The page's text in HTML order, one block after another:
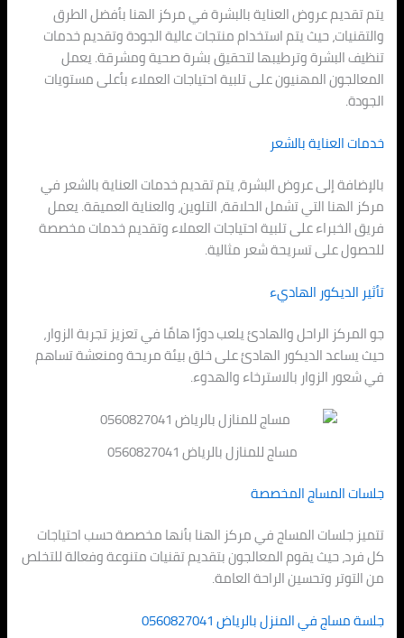
يتم تقديم عروض العناية بالبشرة في مركز الهنا بأفضل الطرق
والتقنيات، حيث يتم استخدام منتجات عالية الجودة وتقديم خدمات
تنظيف البشرة وترطيبها لتحقيق بشرة صحية ومشرقة. يعمل
المعالجون المهنيون على تلبية احتياجات العملاء بأعلى مستويات
الجودة.
خدمات العناية بالشعر
بالإضافة إلى عروض البشرة، يتم تقديم خدمات العناية بالشعر في
مركز الهنا التي تشمل الحلاقة، التلوين، والعناية العميقة. يعمل
فريق الخبراء على تلبية احتياجات العملاء وتقديم خدمات مخصصة
للحصول على تسريحة شعر مثالية.
تأثير الديكور الهاديء
جو المركز الراحل والهادئ يلعب دورًا هامًا في تعزيز تجربة الزوار،
حيث يساعد الديكور الهادئ على خلق بيئة مريحة ومنعشة تساهم
في شعور الزوار بالاسترخاء والهدوء.
مساج للمنازل بالرياض 0560827041
جلسات المساج المخصصة
تتميز جلسات المساج في مركز الهنا بأنها مخصصة حسب احتياجات
كل فرد، حيث يقوم المعالجون بتقديم تقنيات متنوعة وفعالة للتخلص
من التوتر وتحسين الراحة العامة.
جلسة مساج في المنزل بالرياض 0560827041